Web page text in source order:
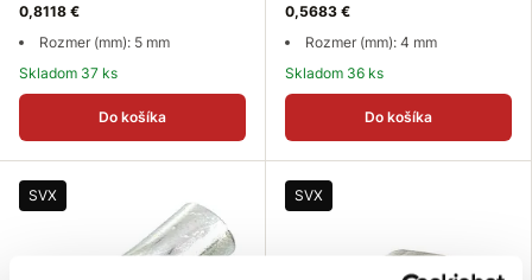
0,8118 €
Rozmer (mm): 5 mm
Skladom 37 ks
Do košíka
0,5683 €
Rozmer (mm): 4 mm
Skladom 36 ks
Do košíka
SVX SVX